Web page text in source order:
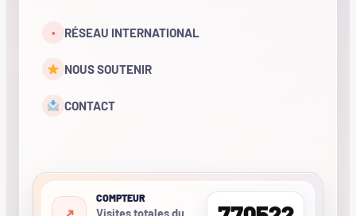
• RÉSEAU INTERNATIONAL
NOUS SOUTENIR
CONTACT
COMPTEUR
Visites totales du